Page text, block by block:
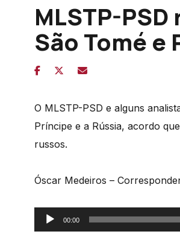
MLSTP-
São Tomé e
O MLSTP-PSD e alguns
Príncipe e a Rússia, acordo
russos.
Óscar Medeiros –
Reprodutor
de
00:00